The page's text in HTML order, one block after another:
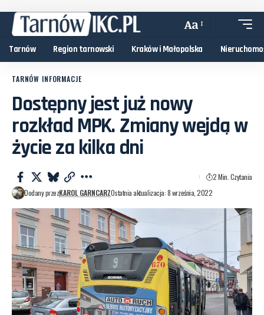
Aa
Tarnów Region tarnowski Kraków i Małopolska
TARNÓW INFORMACJE
Dostępny jest już nowy
rozkład MPK. Zmiany wejdą w
życie za kilka dni
Dodany przezKAROL GARNCARZOstatnia aktualizacja: 8 września, 2022
2 Min. Czytania